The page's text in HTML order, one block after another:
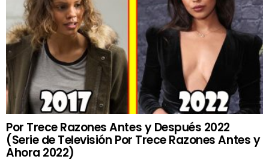
Por Trece Razones Antes y Después 2022
(Serie de Televisión Por Trece Razones Antes y
Ahora 2022)